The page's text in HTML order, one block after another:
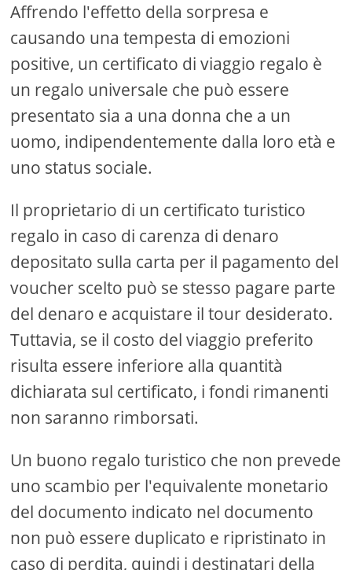
Affrendo l'effetto della sorpresa e
causando una tempesta di emozioni
positive, un certificato di viaggio regalo è
un regalo universale che può essere
presentato sia a una donna che a un
uomo, indipendentemente dalla loro età e
uno status sociale.
Il proprietario di un certificato turistico
regalo in caso di carenza di denaro
depositato sulla carta per il pagamento del
voucher scelto può se stesso pagare parte
del denaro e acquistare il tour desiderato.
Tuttavia, se il costo del viaggio preferito
risulta essere inferiore alla quantità
dichiarata sul certificato, i fondi rimanenti
non saranno rimborsati.
Un buono regalo turistico che non prevede
uno scambio per l'equivalente monetario
del documento indicato nel documento
non può essere duplicato e ripristinato in
caso di perdita, quindi i destinatari della